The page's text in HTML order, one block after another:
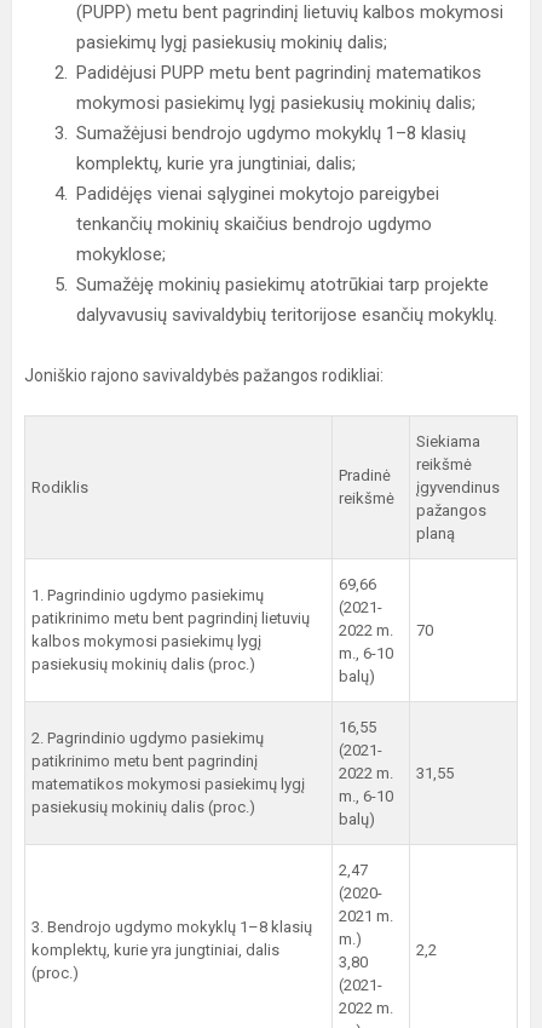
(PUPP) metu bent pagrindinį lietuvių kalbos mokymosi
pasiekimų lygį pasiekusių mokinių dalis;
Padidėjusi PUPP metu bent pagrindinį matematikos
mokymosi pasiekimų lygį pasiekusių mokinių dalis;
Sumažėjusi bendrojo ugdymo mokyklų 1–8 klasių
komplektų, kurie yra jungtiniai, dalis;
Padidėjęs vienai sąlyginei mokytojo pareigybei
tenkančių mokinių skaičius bendrojo ugdymo
mokyklose;
Sumažėję mokinių pasiekimų atotrūkiai tarp projekte
dalyvavusių savivaldybių teritorijose esančių mokyklų.
Joniškio rajono savivaldybės pažangos rodikliai:
Rodiklis
Pradinė
reikšmė
Siekiama
reikšmė
įgyvendinus
pažangos
planą
1. Pagrindinio ugdymo pasiekimų
patikrinimo metu bent pagrindinį lietuvių
kalbos mokymosi pasiekimų lygį
pasiekusių mokinių dalis (proc.)
69,66
(2021-
2022 m.
m., 6-10
balų)
70
2. Pagrindinio ugdymo pasiekimų
patikrinimo metu bent pagrindinį
matematikos mokymosi pasiekimų lygį
pasiekusių mokinių dalis (proc.)
16,55
(2021-
2022 m.
m., 6-10
balų)
31,55
3. Bendrojo ugdymo mokyklų 1–8 klasių
komplektų, kurie yra jungtiniai, dalis
(proc.)
2,47
(2020-
2021 m.
m.)
3,80
(2021-
2022 m.
2,2